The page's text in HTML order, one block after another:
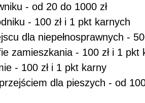
- od 20 do 1000 zł
- 100 zł i 1 pkt karnych
dla niepełnosprawnych -
zamieszkania - 100 zł i 1 pkt
- 100 zł i 1 pkt karny
dla pieszych - od